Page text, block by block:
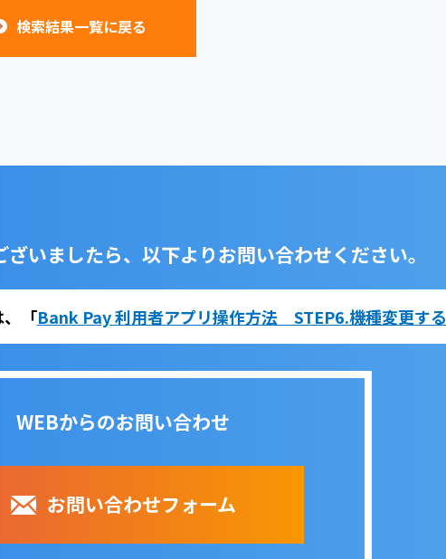
検索結果一覧に戻る
いましたら、 以下よりお問い合わせください。
「Bank Pay 利用者アプリ操作方法 STEP6.機種変更する
WEBからのお問い合わせ
お問い合わせフォーム